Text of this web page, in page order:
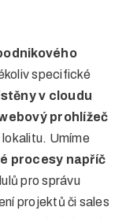
specifické
v cloudu
prohlížeč
Umíme
procesy napříč
pro správu
projektů či sales